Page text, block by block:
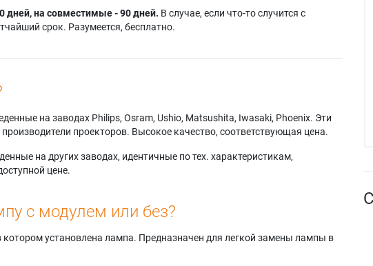
дней, на совместимые - 90 дней. В случае, если что-то случится с
срок. Разумеется, бесплатно.
на заводах Philips, Osram, Ushio, Matsushita, Iwasaki, Phoenix. Эти
проекторов. Высокое качество, соответствующая цена.
на других заводах, идентичные по тех. характеристикам,
цене.
с модулем или без?
установлена лампа. Предназначен для легкой замены лампы в